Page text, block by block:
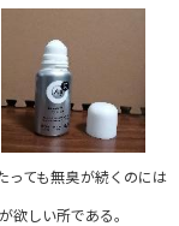
っても無臭が続くのには
欲しい所である。